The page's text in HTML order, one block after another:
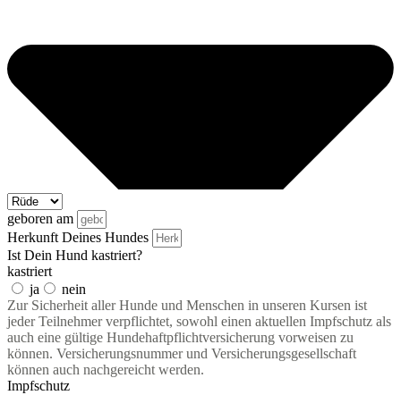
geboren am
Herkunft Deines Hundes
Ist Dein Hund kastriert?
kastriert
ja
nein
Zur Sicherheit aller Hunde und Menschen in unseren Kursen ist
jeder Teilnehmer verpflichtet, sowohl einen aktuellen Impfschutz als
auch eine gültige Hundehaftpflichtversicherung vorweisen zu
können. Versicherungsnummer und Versicherungsgesellschaft
können auch nachgereicht werden.
Impfschutz